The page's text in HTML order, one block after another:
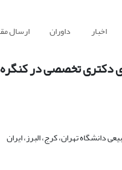
اخبار داوران ارسال
دکتری تخصصی در
تهران، کرج، البرز، ایران